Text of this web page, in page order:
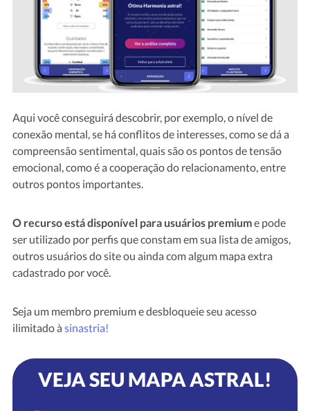
Aqui você conseguirá descobrir, por exemplo, o nível de
conexão mental, se há conflitos de interesses, como se dá a
compreensão sentimental, quais são os pontos de tensão
emocional, como é a cooperação do relacionamento, entre
outros pontos importantes.
O recurso está disponível para usuários premiume pode
ser utilizado por perfis que constam em sua lista de amigos,
outros usuários do site ou ainda com algum mapa extra
cadastrado por você.
Seja um membro premium e desbloqueie seu acesso
ilimitado à sinastria!
VEJA SEU MAPA ASTRAL!